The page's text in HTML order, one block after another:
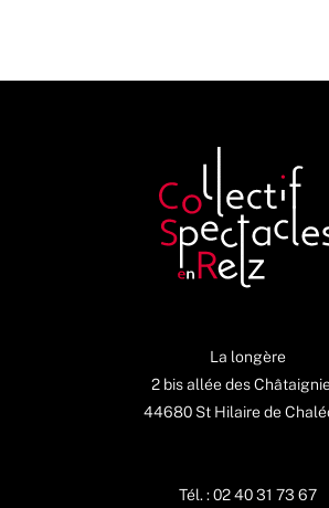
La longère
2 bis allée des
44680 St Hilaire de
Tél. : 02 40 31 73 67